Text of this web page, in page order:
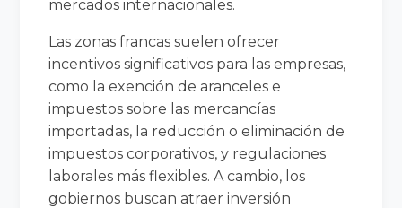
mercados internacionales.
Las zonas francas suelen ofrecer
incentivos significativos para las empresas,
como la exención de aranceles e
impuestos sobre las mercancías
importadas, la reducción o eliminación de
impuestos corporativos, y regulaciones
laborales más flexibles. A cambio, los
gobiernos buscan atraer inversión